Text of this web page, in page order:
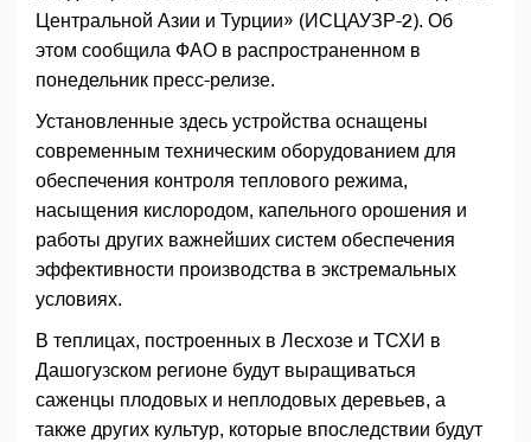
Центральной Азии и Турции» (ИСЦАУЗР-2). Об
этом сообщила ФАО в распространенном в
понедельник пресс-релизе.
Установленные здесь устройства оснащены
современным техническим оборудованием для
обеспечения контроля теплового режима,
насыщения кислородом, капельного орошения и
работы других важнейших систем обеспечения
эффективности производства в экстремальных
условиях.
В теплицах, построенных в Лесхозе и ТСХИ в
Дашогузском регионе будут выращиваться
саженцы плодовых и неплодовых деревьев, а
также других культур, которые впоследствии будут